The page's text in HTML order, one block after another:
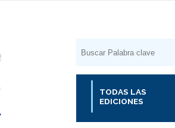
TODAS LAS
EDICIONES